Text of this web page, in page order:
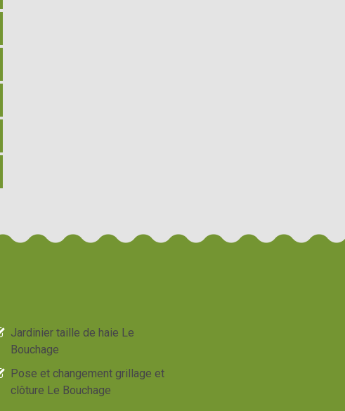
Jardinier taille de haie Le
Bouchage
Pose et changement grillage et
clôture Le Bouchage